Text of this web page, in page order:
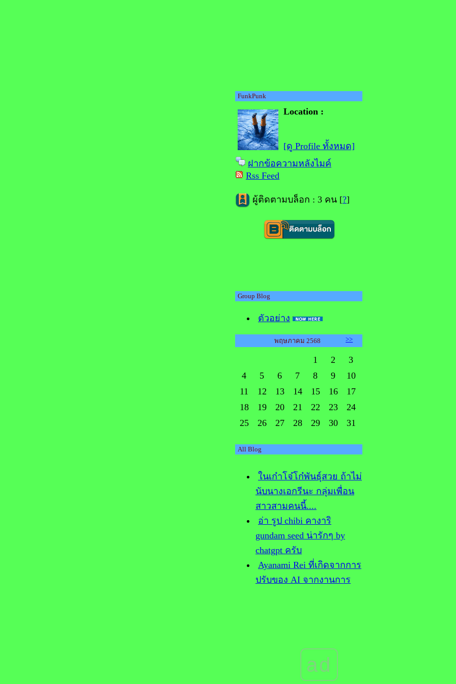
FunkPunk
Location :
[ดู Profile ทั้งหมด]
ฝากข้อความหลังไมค์
Rss Feed
ผู้ติดตามบล็อก : 3 คน [?]
Group Blog
ตัวอย่าง
พฤษภาคม 2568 >>
1 2
3
4
5 6 7 8 9
10
11
12 13 14 15 16
17
18
19 20 21 22 23
24
25
26 27 28 29 30 31
All Blog
นเก๋าโจ๋โก๋พันธุ์สวย ถ้าไม่
นับนางเอกรีนะ กลุ่มเพื่อน
สาวสามคนนี้....
อ่า รูป chibi คางาริ
gundam seed น่ารักๆ by
chatgpt ครับ
Ayanami Rei ที่เกิดจากการ
ปรับของ AI จากงานการ
ก็เป็นเพื่อนกู มึงก็เอาพ่อมึง
มาตายแทนแม่กูซะสิ
ad